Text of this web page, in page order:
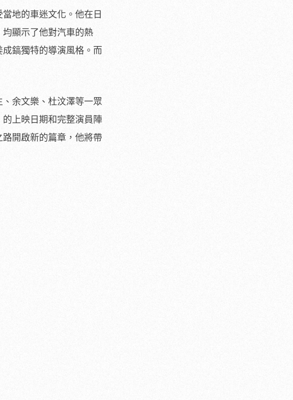
地的車迷文化。他在日
顯示了他對汽車的熱
鎬獨特的導演風格。而
余文樂、杜汶澤等一眾
上映日期和完整演員陣
開啟新的篇章，他將帶